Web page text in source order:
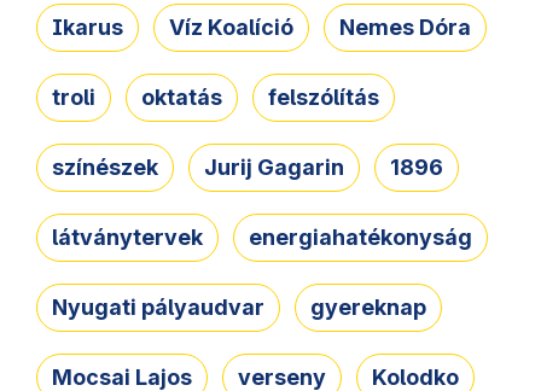
Ikarus Víz Koalíció Nemes Dóra
troli oktatás felszólítás
színészek Jurij Gagarin 1896
látványtervek energiahatékonyság
Nyugati pályaudvar gyereknap
Mocsai Lajos verseny Kolodko